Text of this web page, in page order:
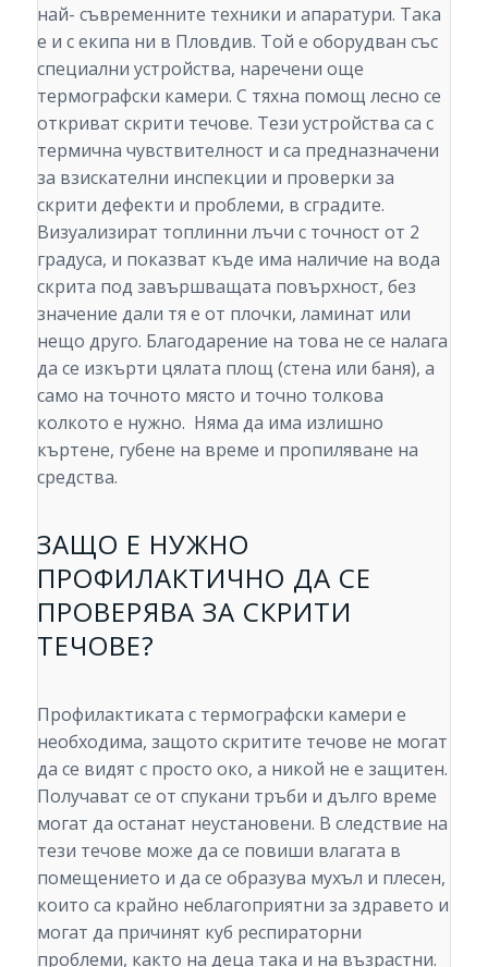
най- съвременните техники и апаратури. Така
е и с екипа ни в Пловдив. Той е оборудван със
специални устройства, наречени още
термографски камери. С тяхна помощ лесно се
откриват скрити течове. Тези устройства са с
термична чувствителност и са предназначени
за взискателни инспекции и проверки за
скрити дефекти и проблеми, в сградите.
Визуализират топлинни лъчи с точност от 2
градуса, и показват къде има наличие на вода
скрита под завършващата повърхност, без
значение дали тя е от плочки, ламинат или
нещо друго. Благодарение на това не се налага
да се изкърти цялата площ (стена или баня), а
само на точното място и точно толкова
колкото е нужно. Няма да има излишно
къртене, губене на време и пропиляване на
средства.
ЗАЩО Е НУЖНО
ПРОФИЛАКТИЧНО ДА СЕ
ПРОВЕРЯВА ЗА СКРИТИ
ТЕЧОВЕ?
Профилактиката с термографски камери е
необходима, защото скритите течове не могат
да се видят с просто око, а никой не е защитен.
Получават се от спукани тръби и дълго време
могат да останат неустановени. В следствие на
тези течове може да се повиши влагата в
помещението и да се образува мухъл и плесен,
които са крайно неблагоприятни за здравето и
могат да причинят куб респираторни
проблеми, както на деца така и на възрастни.